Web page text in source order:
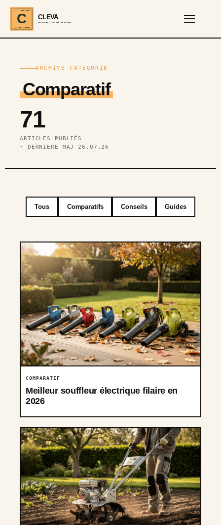
C
CLEVA · EST. 2024
REF · GARDEN TOOLS
CLEVA
SERVICES · OUTILS DE JARDIN
ARCHIVE CATÉGORIE
Comparatif
71
ARTICLES PUBLIÉS
· DERNIÈRE MAJ 26.07.26
Tous Comparatifs Conseils Guides
COMPARATIF
Meilleur souffleur électrique filaire en
2026